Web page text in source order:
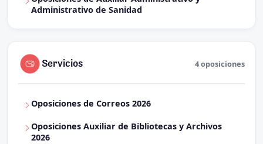
Administrativo de Sanidad
Servicios 4 oposiciones
Oposiciones de Correos 2026
Oposiciones Auxiliar de Bibliotecas y Archivos
2026